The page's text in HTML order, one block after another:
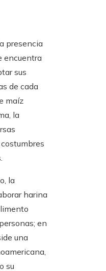
presencia
encuentra
sus
de cada
maíz
la
la
harina
en
una
su